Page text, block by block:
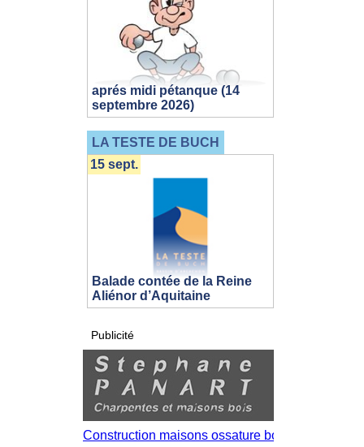
aprés midi pétanque (14
septembre 2026)
LA TESTE DE BUCH
Balade contée de la Reine
Aliénor d’Aquitaine
15 sept.
Publicité